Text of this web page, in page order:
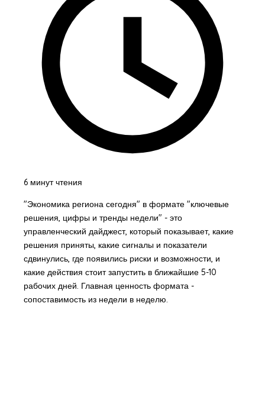
6 минут чтения
"Экономика региона сегодня" в формате "ключевые
решения, цифры и тренды недели" - это
управленческий дайджест, который показывает, какие
решения приняты, какие сигналы и показатели
сдвинулись, где появились риски и возможности, и
какие действия стоит запустить в ближайшие 5-10
рабочих дней. Главная ценность формата -
сопоставимость из недели в неделю.